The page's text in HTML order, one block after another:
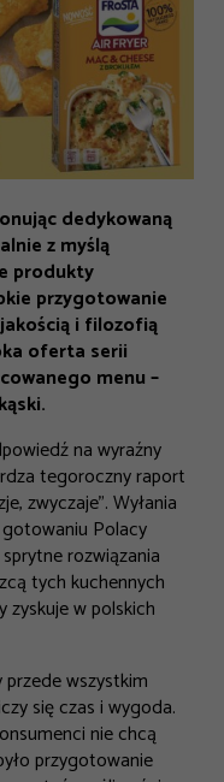
dedykowaną
z myślą
produkty
przygotowanie
i filozofią
oferta serii
menu –
na wyraźny
tegoroczny raport
zwyczaje”. Wyłania
Polacy
rozwiązania
tych kuchennych
zyskuje w polskich
przede wszystkim
się czas i wygoda.
nie chcą
przygotowanie